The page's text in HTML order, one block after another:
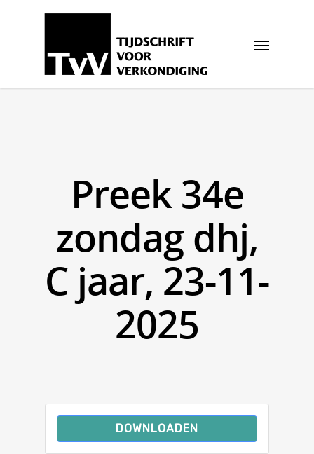
Preek 34e
zondag dhj,
C jaar, 23-11-
2025
DOWNLOADEN